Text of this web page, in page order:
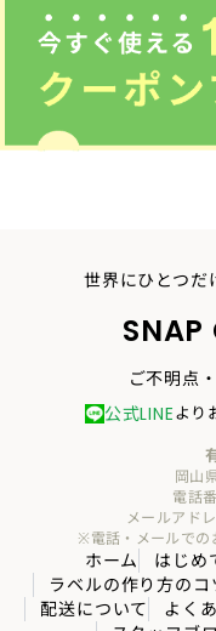
世界にひとつだ
SNAP
ご不明点
公式LINEより
岡山
電話
メールアド
※電話・メールでの
ホーム はじめ
ラベルの作り方のコ
配送について
よく